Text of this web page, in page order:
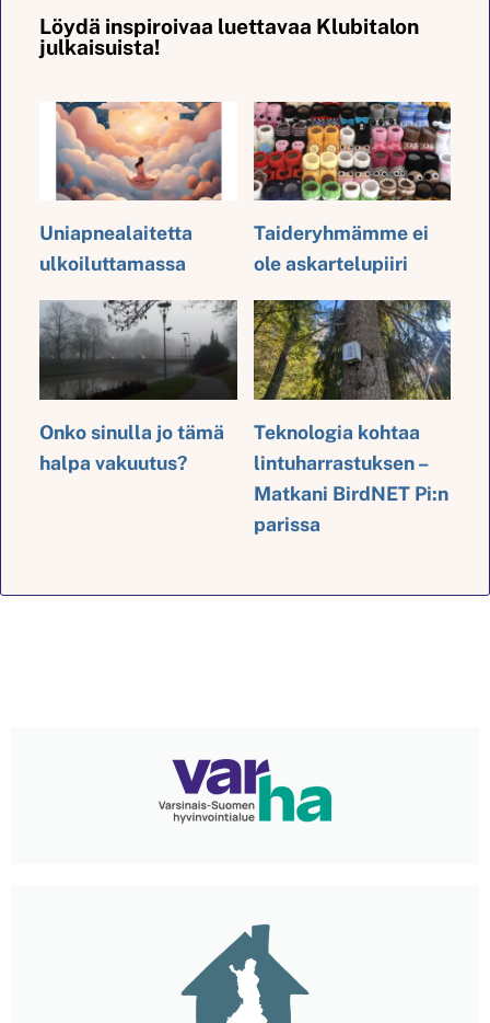
Löydä inspiroivaa luettavaa Klubitalon
julkaisuista!
Uniapnealaitetta
ulkoiluttamassa
Taideryhmämme ei
ole askartelupiiri
Onko sinulla jo tämä
halpa vakuutus?
Teknologia kohtaa
lintuharrastuksen –
Matkani BirdNET Pi:n
parissa